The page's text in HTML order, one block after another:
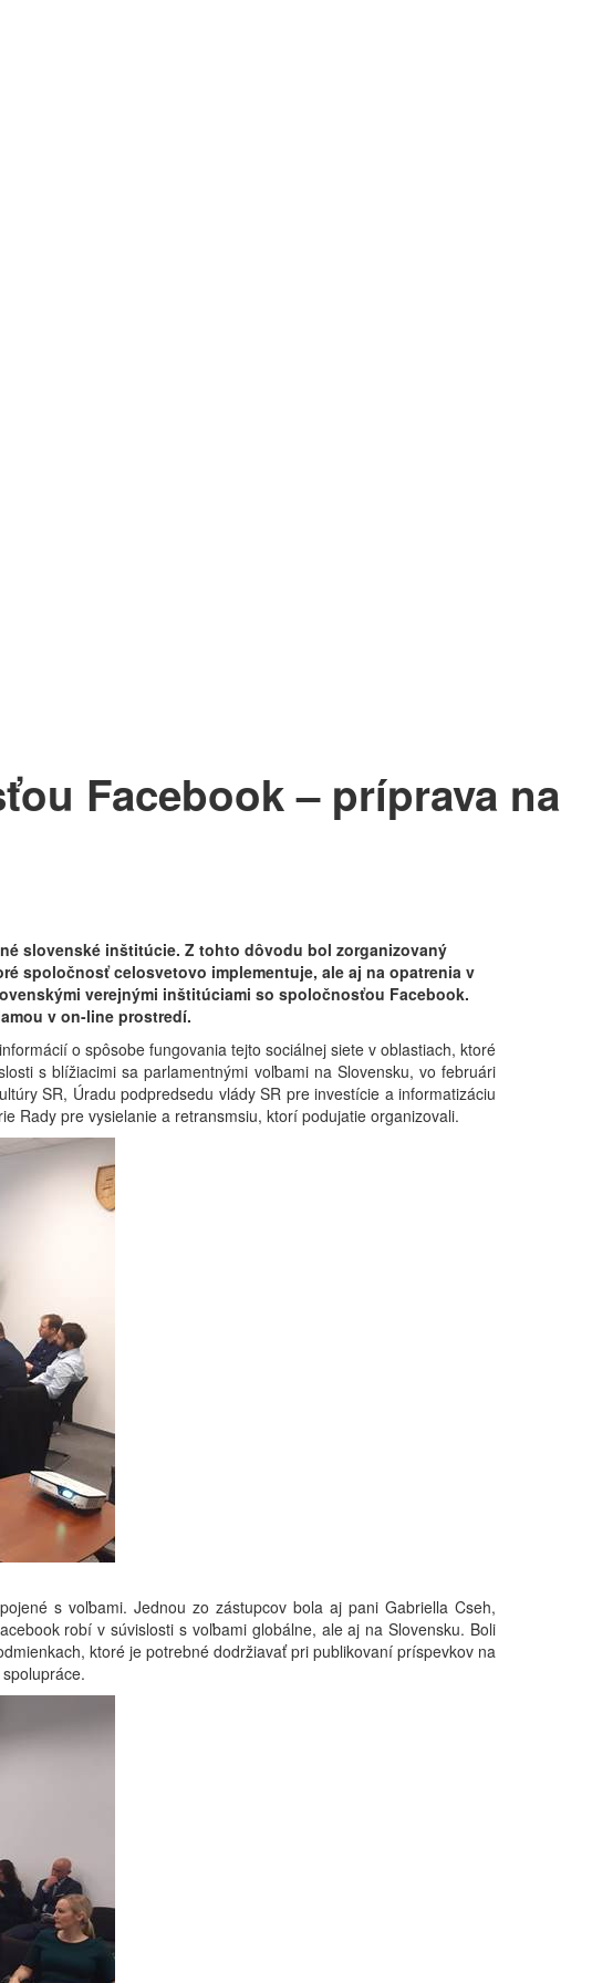
Facebook – príprava na
slovenské inštitúcie. Z tohto dôvodu bol zorganizovaný
spoločnosť celosvetovo implementuje, ale aj na opatrenia v
verejnými inštitúciami so spoločnosťou Facebook.
v on-line prostredí.
o spôsobe fungovania tejto sociálnej siete v oblastiach, ktoré
s blížiacimi sa parlamentnými voľbami na Slovensku, vo februári
SR, Úradu podpredsedu vlády SR pre investície a informatizáciu
Rady pre vysielanie a retransmsiu, ktorí podujatie organizovali.
s voľbami. Jednou zo zástupcov bola aj pani Gabriella Cseh,
robí v súvislosti s voľbami globálne, ale aj na Slovensku. Boli
ktoré je potrebné dodržiavať pri publikovaní príspevkov na